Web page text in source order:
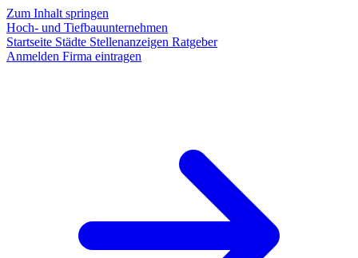
Zum Inhalt springen
Hoch- und Tiefbauunternehmen
Startseite Städte Stellenanzeigen Ratgeber
Anmelden Firma eintragen